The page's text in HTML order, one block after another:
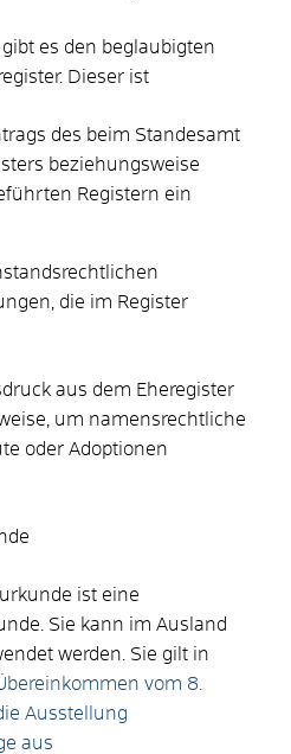
es den beglaubigten
Dieser ist
des beim Standesamt
beziehungsweise
Registern ein
die im Register
aus dem Eheregister
um namensrechtliche
oder Adoptionen
ist eine
Sie kann im Ausland
werden. Sie gilt in
vom 8.
Ausstellung
aus